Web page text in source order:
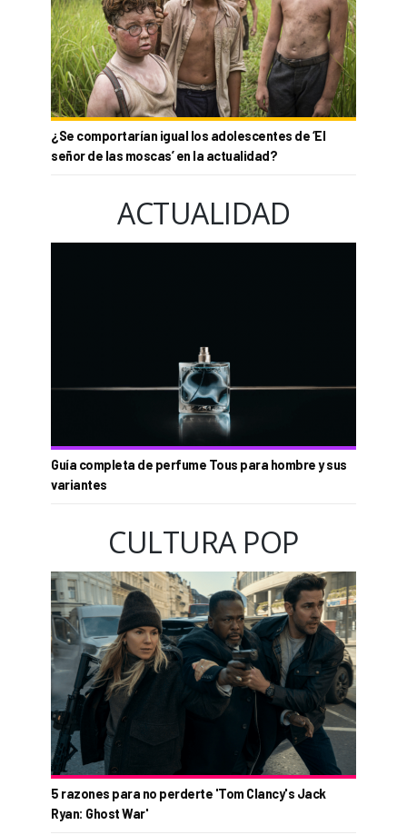
¿Se comportarían igual los adolescentes de ‘El
señor de las moscas’ en la actualidad?
ACTUALIDAD
Guía completa de perfume Tous para hombre y sus
variantes
CULTURA POP
5 razones para no perderte 'Tom Clancy's Jack
Ryan: Ghost War'